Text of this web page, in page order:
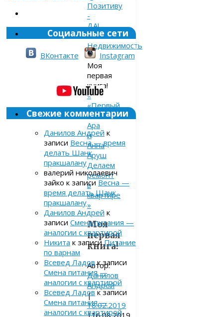
Позитиву
-
ДА!
»
Недвижимость
»
Моя
первая
книга!
«
«Первый
шаг»
Ара
и
Анна
Аруш
Делаем
ремонт
в
квартире
»
Моя
первая
книга!
Автор:
Данилов
Андрей
|
18.02.2019
Социальные сети
ВКонтакте Instagram
Свежие комментарии
Данилов Андрей к
записи Весна — время
делать Шанк
пракшалану
валерий николаевич
зайко к записи Весна —
время делать Шанк
пракшалану
Данилов Андрей к
записи Смена питания —
аналогии с квартирой
Никита к записиПитание
по варнам
Всевед Ладовк записи
Смена питания —
аналогии с квартирой
Всевед Ладовк записи
Смена питания —
аналогии с квартирой